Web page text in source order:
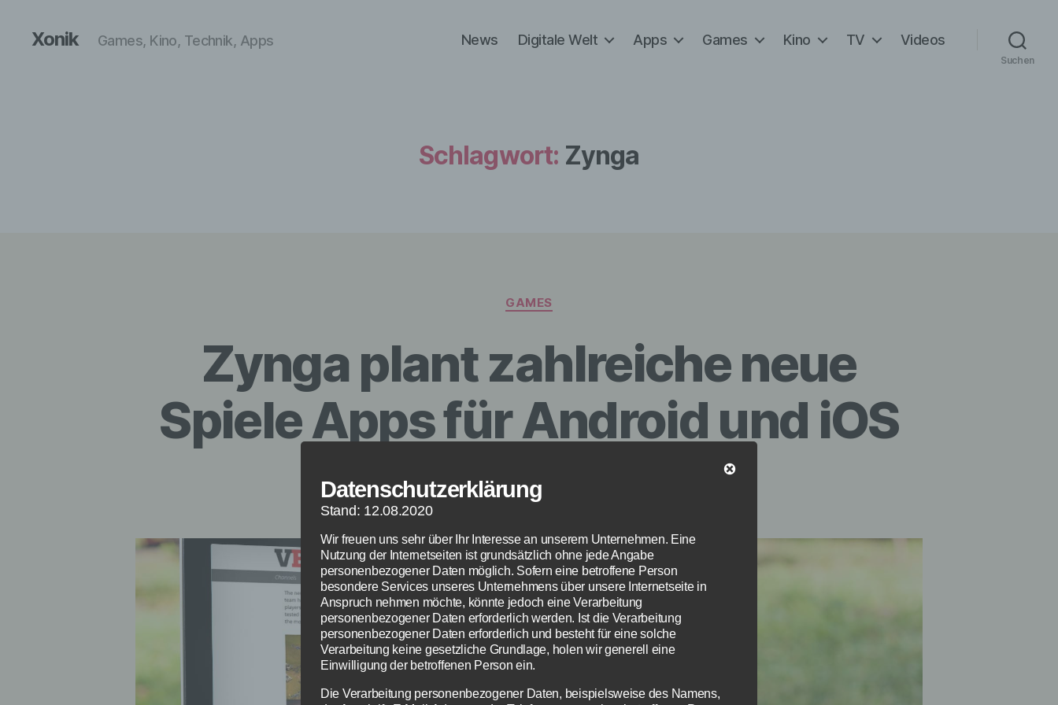
Xonik Games, Kino, Technik, Apps News Digitale Welt Apps Games Kino TV Videos
Suchen
Schlagwort: Zynga
Kategorien
GAMES
Zynga plant zahlreiche neue
Spiele Apps für Android und iOS
Beitragsautor
Vonredaktion Veröffentlichungsdatum
Datenschutzerklärung
Stand: 12.08.2020
Wir freuen uns sehr über Ihr Interesse an unserem Unternehmen. Eine
Nutzung der Internetseiten ist grundsätzlich ohne jede Angabe
personenbezogener Daten möglich. Sofern eine betroffene Person
besondere Services unseres Unternehmens über unsere Internetseite in
Anspruch nehmen möchte, könnte jedoch eine Verarbeitung
personenbezogener Daten erforderlich werden. Ist die Verarbeitung
personenbezogener Daten erforderlich und besteht für eine solche
Verarbeitung keine gesetzliche Grundlage, holen wir generell eine
Einwilligung der betroffenen Person ein.
Die Verarbeitung personenbezogener Daten, beispielsweise des Namens,